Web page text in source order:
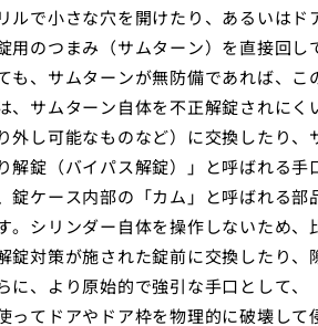
で小さな穴を開けたり、あるいはド
のつまみ（サムターン）を直接回し
、サムターンが無防備であれば、こ
サムターン自体を不正解錠されにく
し可能なものなど）に交換したり、
解錠（バイパス解錠）」と呼ばれる手
ケース内部の「カム」と呼ばれる部
。シリンダー自体を操作しないため、
対策が施された錠前に交換したり、
、より原始的で強引な手口として、
てドアやドア枠を物理的に破壊して